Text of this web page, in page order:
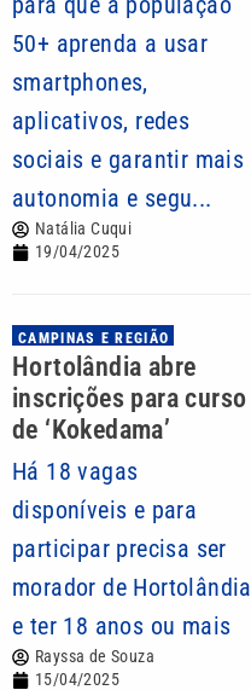
50+ aprenda a usar
smartphones,
aplicativos, redes
sociais e garantir mais
autonomia e segu...
Natália Cuqui
19/04/2025
CAMPINAS E REGIÃO
Hortolândia abre
inscrições para curso
de ‘Kokedama’
Há 18 vagas
disponíveis e para
participar precisa ser
morador de Hortolândia
e ter 18 anos ou mais
Rayssa de Souza
15/04/2025